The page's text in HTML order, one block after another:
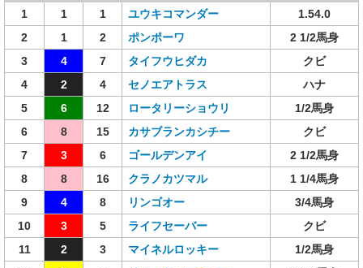
1 1 1 ユウキコマンダー
1.54.0
2
1 2 ポンポーワ
2 1/2馬身
3
4 7 タイフウヒダカ
クビ
4
2 4 セノエアトラス
ハナ
5
6 12 ロータリーショウリ
1/2馬身
6
8 15 カサブランカシチー
クビ
7
3 6 ゴールデンアイ
2 1/2馬身
8
8 16 クラノカツマル
1 1/4馬身
9
4 8 リンゴオー
3/4馬身
10
3 5 ライフセーバー
クビ
11
2 3 マイネルロッキー
1/2馬身